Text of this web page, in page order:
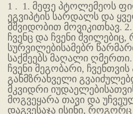
1 . 1. მეფე პტოლემეოს
ეგვიპტის სარდალს და
მშვიდობით მოვიკითხავ.
ჩვენც და ჩვენი შვილებიც,
სურვილებისამებრ
საქმეებს მაღალი
ჩვენი მეგობარი, ჩვენთვის
განმზრახველი
მკვიდრი
მოგვეყარა თავი და
დაგვესაჯა ისინი,